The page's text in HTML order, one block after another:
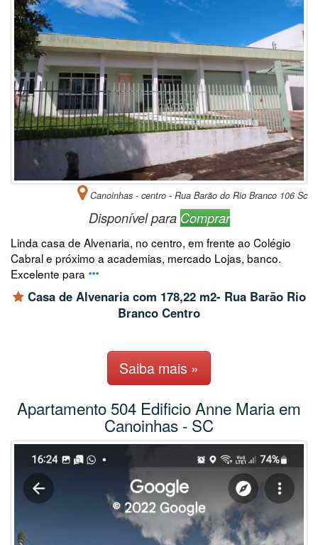
Canoinhas - centro - Rua Barão do Rio Branco 106 Sc
Disponível para Comprar
Linda casa de Alvenaria, no centro, em frente ao Colégio
Cabral e próximo a academias, mercado Lojas, banco.
Excelente para
Casa de Alvenaria com 178,22 m2- Rua Barão Rio
Branco Centro
Saiba mais »
Apartamento 504 Edificio Anne Maria em
Canoinhas - SC